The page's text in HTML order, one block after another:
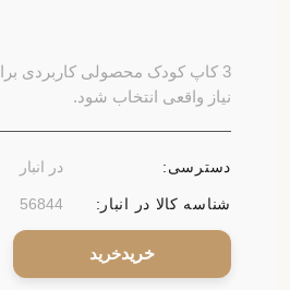
3 کاپ کودک محصولی کاربردی
نیاز واقعی انتخاب شود.
دسترسی: در انبار
شناسه کالا در انبار: 56844
خرید